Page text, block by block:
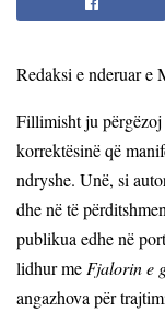
Redaksi e nderuar e
Fillimisht ju përgëzoj
korrektësinë që
ndryshe. Unë, si
dhe në të
publikua edhe në
lidhur me Fjalorin e
angazhova për